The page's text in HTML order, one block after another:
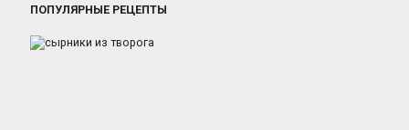
ПОПУЛЯРНЫЕ РЕЦЕПТЫ